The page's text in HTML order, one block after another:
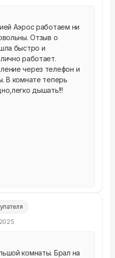
Аэрос работаем ни
Отзыв о
быстро и
работает.
через телефон и
В комнате теперь
дышать!!!
комнаты. Брал на